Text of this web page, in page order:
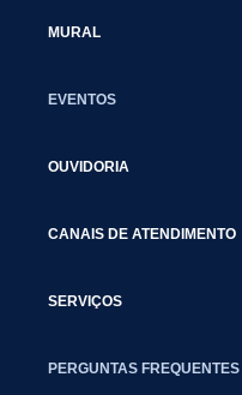
MURAL
EVENTOS
OUVIDORIA
CANAIS DE ATENDIMENTO
SERVIÇOS
PERGUNTAS FREQUENTES